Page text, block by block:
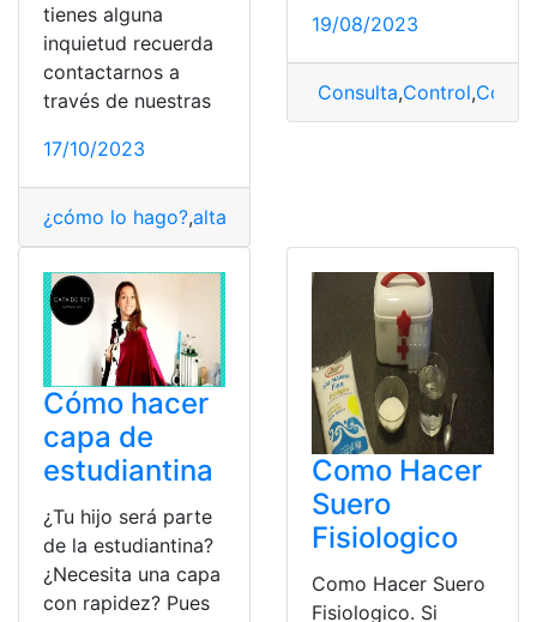
tienes alguna
inquietud recuerda
contactarnos a
través de nuestras
17/10/2023
¿cómo lo hago?,alta
19/08/2023
Consulta,Control,
Cómo hacer
capa de
estudiantina
¿Tu hijo será parte
de la estudiantina?
¿Necesita una capa
con rapidez? Pues
Como Hacer
Suero
Fisiologico
Como Hacer Suero
Fisiologico. Si